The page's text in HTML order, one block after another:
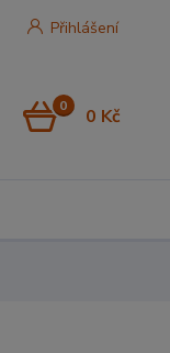
Přihlášení
0 0 Kč